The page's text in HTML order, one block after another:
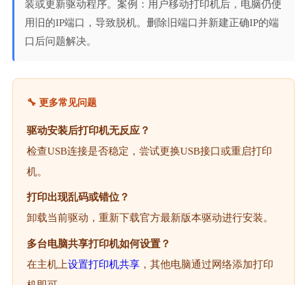
装或更新驱动程序。案例：用户移动打印机后，电脑仍使
用旧的IP端口，导致脱机。删除旧端口并新建正确IP的端
口后问题解决。
🔧 更多常见问题
驱动安装后打印机无反应？
检查USB连接是否稳定，尝试更换USB接口或重启打印
机。
打印出现乱码或错位？
卸载当前驱动，重新下载官方最新版本驱动进行安装。
多台电脑共享打印机如何设置？
在主机上设置打印机共享，其他电脑通过网络添加打印